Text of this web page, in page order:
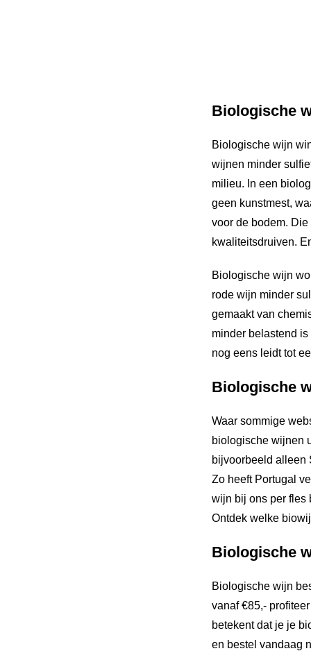
Biologische
Biologische wijn
wijnen minder
milieu. In een
geen kunstmest,
voor de bodem.
kwaliteitsdruiven.
Biologische wijn
rode wijn minder
gemaakt van
minder belastend
nog eens leidt tot
Biologische
Waar sommige
biologische wijnen
bijvoorbeeld alleen
Zo heeft Portugal
wijn bij ons per fles
Ontdek welke
Biologische
Biologische wijn
vanaf €85,-
betekent dat je je
en bestel vandaag